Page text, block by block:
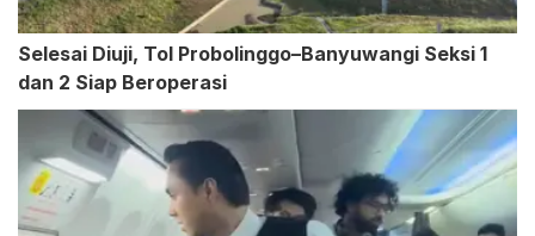
Selesai Diuji, Tol Probolinggo–Banyuwangi Seksi 1
dan 2 Siap Beroperasi